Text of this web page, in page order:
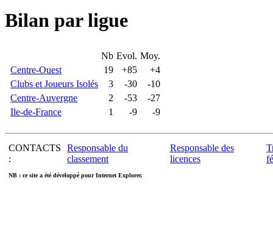
Bilan par ligue
Nb Evol. Moy.
Centre-Ouest
19 +85
+4
Clubs et Joueurs Isolés
3 -30
-10
Centre-Auvergne
2 -53
-27
Ile-de-France
1 -9 -9
CONTACTS
:
Responsable du
classement
Responsable des
licences
NB : ce site a été développé pour Internet Explorer.